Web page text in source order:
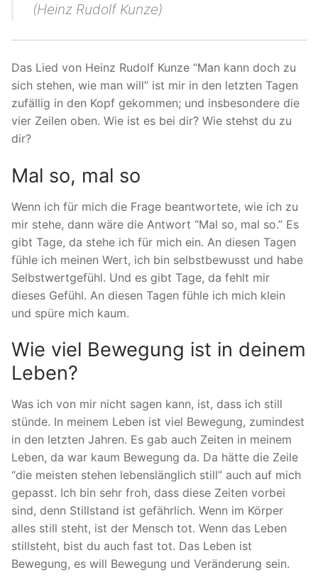
(Heinz Rudolf Kunze)
Das Lied von Heinz Rudolf Kunze “Man kann doch zu
sich stehen, wie man will” ist mir in den letzten Tagen
zufällig in den Kopf gekommen; und insbesondere die
vier Zeilen oben. Wie ist es bei dir? Wie stehst du zu
dir?
Mal so, mal so
Wenn ich für mich die Frage beantwortete, wie ich zu
mir stehe, dann wäre die Antwort “Mal so, mal so.” Es
gibt Tage, da stehe ich für mich ein. An diesen Tagen
fühle ich meinen Wert, ich bin selbstbewusst und habe
Selbstwertgefühl. Und es gibt Tage, da fehlt mir
dieses Gefühl. An diesen Tagen fühle ich mich klein
und spüre mich kaum.
Wie viel Bewegung ist in deinem
Leben?
Was ich von mir nicht sagen kann, ist, dass ich still
stünde. In meinem Leben ist viel Bewegung, zumindest
in den letzten Jahren. Es gab auch Zeiten in meinem
Leben, da war kaum Bewegung da. Da hätte die Zeile
“die meisten stehen lebenslänglich still” auch auf mich
gepasst. Ich bin sehr froh, dass diese Zeiten vorbei
sind, denn Stillstand ist gefährlich. Wenn im Körper
alles still steht, ist der Mensch tot. Wenn das Leben
stillsteht, bist du auch fast tot. Das Leben ist
Bewegung, es will Bewegung und Veränderung sein.